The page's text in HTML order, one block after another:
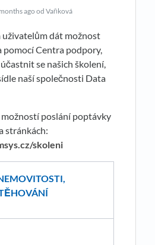
agood Vaňková
uživatelům dát možnost
pomocí Centra podpory,
se našich školení,
naší společnosti Data
možností poslání poptávky
stránkách:
skoleni